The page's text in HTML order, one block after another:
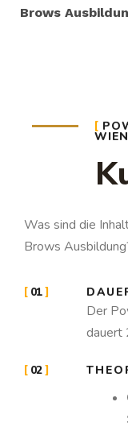
Brows
WIEN
Was sind die
Brows
01
Der
dauert
02